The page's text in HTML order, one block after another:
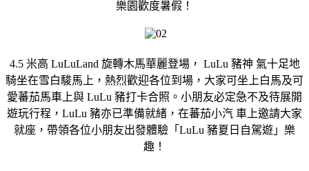
樂園歡度暑假！
4.5 米高 LuLuLand 旋轉木馬華麗登場， LuLu 豬神 氣十足地
騎坐在雪白駿馬上，熱烈歡迎各位到場，大家可坐上白馬及可
愛蕃茄馬車上與 LuLu 豬打卡合照。小朋友必定急不及待展開
遊玩行程，LuLu 豬亦已準備就緒，在蕃茄小汽 車上邀請大家
就座，帶領各位小朋友出發體驗「LuLu 豬夏日自駕遊」樂
趣！